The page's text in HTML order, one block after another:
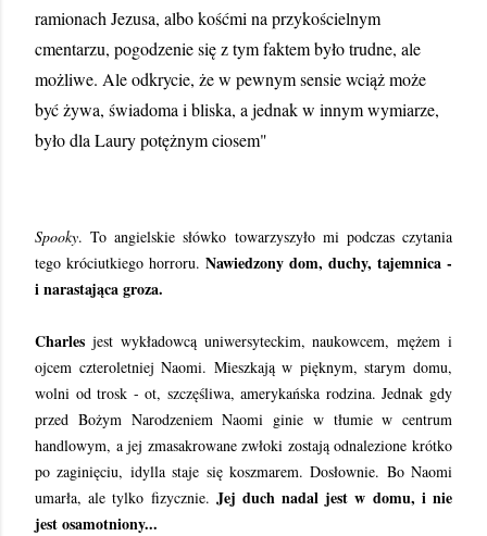
ramionach Jezusa, albo kośćmi na przykościelnym
cmentarzu, pogodzenie się z tym faktem było trudne, ale
możliwe. Ale odkrycie, że w pewnym sensie wciąż może
być żywa, świadoma i bliska, a jednak w innym wymiarze,
było dla Laury potężnym ciosem"
Spooky. To angielskie słówko towarzyszyło mi podczas czytania
tego króciutkiego horroru. Nawiedzony dom, duchy, tajemnica -
i narastająca groza.
Charles jest wykładowcą uniwersyteckim, naukowcem, mężem i
ojcem czteroletniej Naomi. Mieszkają w pięknym, starym domu,
wolni od trosk - ot, szczęśliwa, amerykańska rodzina. Jednak gdy
przed Bożym Narodzeniem Naomi ginie w tłumie w centrum
handlowym, a jej zmasakrowane zwłoki zostają odnalezione krótko
po zaginięciu, idylla staje się koszmarem. Dosłownie. Bo Naomi
umarła, ale tylko fizycznie. Jej duch nadal jest w domu, i nie
jest osamotniony...